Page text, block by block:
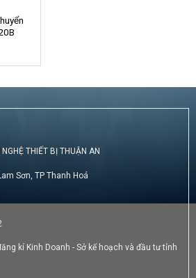
THIẾT BỊ THUẬN AN
Sơn, TP Thanh Hoá
kí Kinh Doanh - Sở kế hoạch và đầu tư tỉnh